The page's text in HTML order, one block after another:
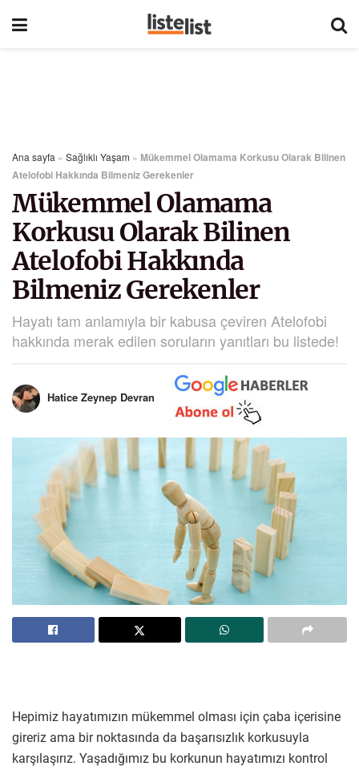
Ana sayfa » Sağlıklı Yaşam » Mükemmel Olamama Korkusu Olarak Bilinen
Atelofobi Hakkında Bilmeniz Gerekenler
Mükemmel Olamama
Korkusu Olarak Bilinen
Atelofobi Hakkında
Bilmeniz Gerekenler
Hayatı tam anlamıyla bir kabusa çeviren Atelofobi
hakkında merak edilen soruların yanıtları bu listede!
Hatice Zeynep Devran
Hepimiz hayatımızın mükemmel olması için çaba içerisine
gireriz ama bir noktasında da başarısızlık korkusuyla
karşılaşırız. Yaşadığımız bu korkunun hayatımızı kontrol